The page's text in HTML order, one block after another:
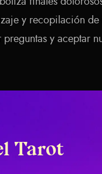
y recopilación de
y aceptar
Tarot